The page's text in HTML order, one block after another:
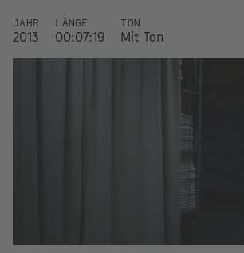
JAHR
2013
LÄNGE
00:07:19
TON
Mit Ton